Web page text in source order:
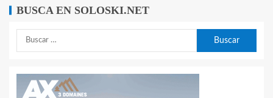
BUSCA EN SOLOSKI.NET